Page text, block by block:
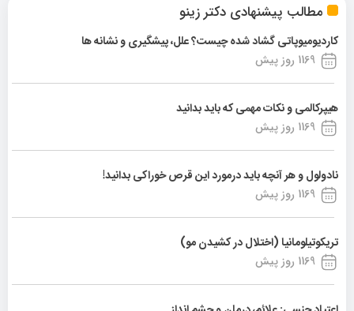
مطالب پیشنهادی دکتر زینو
کاردیومیوپاتی گشاد شده چیست؟ علل، پیشگیری و نشانه ها
1169 روز پیش
هیپرکالمی و نکات مهمی که باید بدانید
1169 روز پیش
نادولول و هر آنچه باید درمورد این قرص خوراکی بدانید!
1169 روز پیش
تریکوتیلومانیا (اختلال در کشیدن مو)
1169 روز پیش